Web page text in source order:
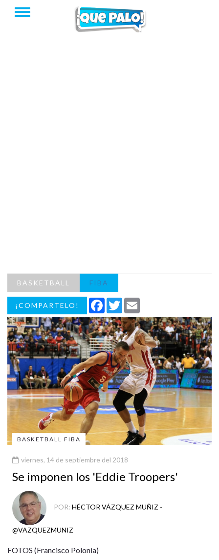
BASKETBALL FIBA
¡COMPARTELO! Facebook
Twitter
BASKETBALL FIBA
viernes, 14 de septiembre del 2018
Se imponen los 'Eddie Troopers'
POR: HÉCTOR VÁZQUEZ MUÑIZ -
@VAZQUEZMUNIZ
FOTOS (Francisco Polonia)